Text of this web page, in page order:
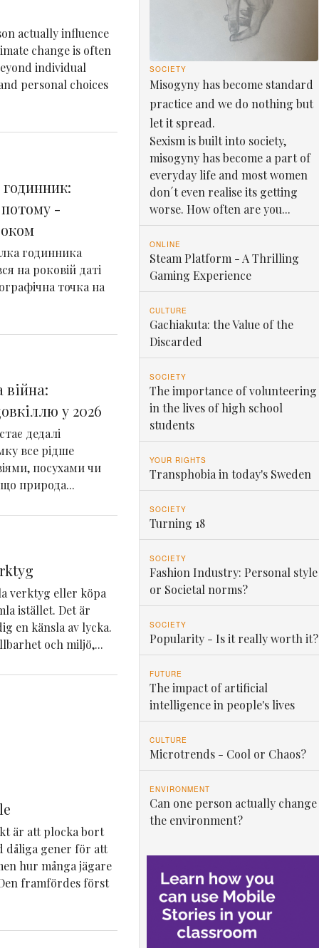
actually influence
change is often
individual
personal choices
-
годинника
на роковій даті
точка на
війна:
у 2026
дедалі
все рідше
посухами чи
природа...
verktyg eller köpa
istället. Det är
en känsla av lycka.
och miljö,...
är att plocka bort
dåliga gener för att
hur många jägare
framfördes först
SOCIETY
Misogyny has become standard
practice and we do nothing but
let it spread.
Sexism is built into society,
misogyny has become a part of
everyday life and most women
don´t even realise its getting
worse. How often are you...
ONLINE
Steam Platform - A Thrilling
Gaming Experience
CULTURE
Gachiakuta: the Value of the
Discarded
SOCIETY
The importance of volunteering
in the lives of high school
students
YOUR RIGHTS
Transphobia in today's Sweden
SOCIETY
Turning 18
SOCIETY
Fashion Industry: Personal style
or Societal norms?
SOCIETY
Popularity - Is it really worth it?
FUTURE
The impact of artificial
intelligence in people's lives
CULTURE
Microtrends - Cool or Chaos?
ENVIRONMENT
Can one person actually change
the environment?